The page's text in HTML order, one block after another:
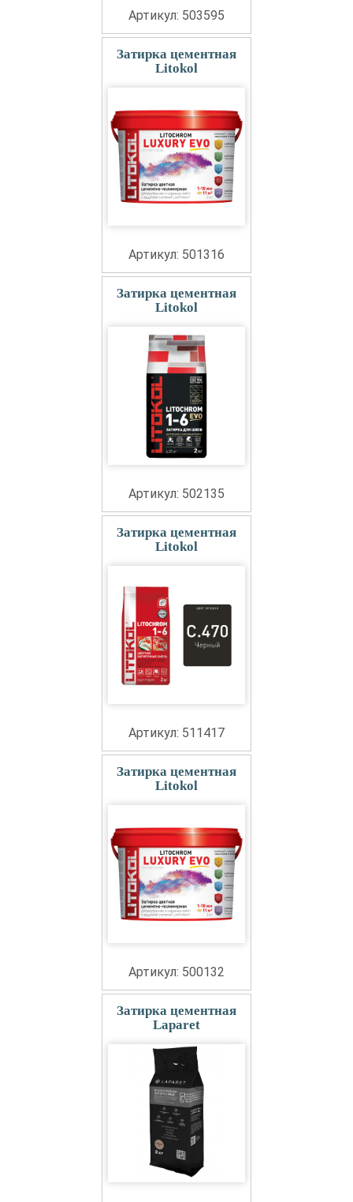
Артикул: 503595
Затирка цементная
Litokol
Артикул: 501316
Затирка цементная
Litokol
Артикул: 502135
Затирка цементная
Litokol
Артикул: 511417
Затирка цементная
Litokol
Артикул: 500132
Затирка цементная
Laparet